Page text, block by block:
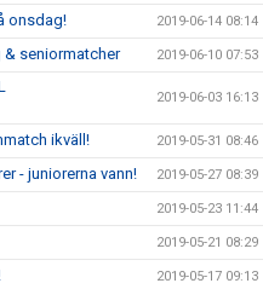
onsdag! 2019-06-14 08:14
seniormatcher 2019-06-10 07:53
2019-06-03 16:13
ikväll! 2019-05-31 08:46
- juniorerna vann! 2019-05-27 08:39
2019-05-23 11:44
2019-05-21 08:29
2019-05-17 09:13